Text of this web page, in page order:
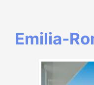
Emilia-